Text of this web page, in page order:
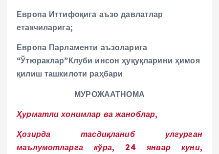
Европа Иттифоқига аъзо давлатлар
етакчиларига;
Европа Парламенти аъзоларига
“Ўтюраклар”Клуби инсон ҳуқуқларини ҳимоя
қилиш ташкилоти раҳбари
МУРОЖААТНОМА
Ҳурматли хонимлар ва жаноблар,
Ҳозирда тасдиқланиб улгурган
маълумотларга кўра, 24 январ куни,